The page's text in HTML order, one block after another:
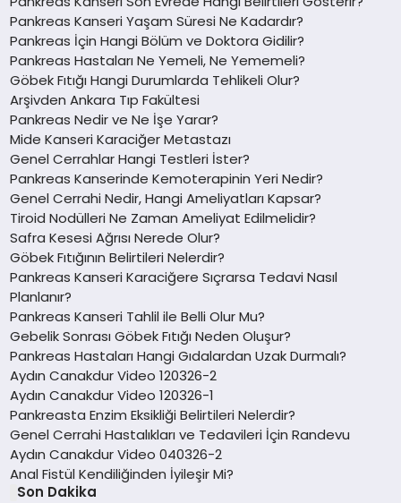
Pankreas Kanseri Yaşam Süresi Ne Kadardır?
Pankreas İçin Hangi Bölüm ve Doktora Gidilir?
Pankreas Hastaları Ne Yemeli, Ne Yememeli?
Göbek Fıtığı Hangi Durumlarda Tehlikeli Olur?
Arşivden Ankara Tıp Fakültesi
Pankreas Nedir ve Ne İşe Yarar?
Mide Kanseri Karaciğer Metastazı
Genel Cerrahlar Hangi Testleri İster?
Pankreas Kanserinde Kemoterapinin Yeri Nedir?
Genel Cerrahi Nedir, Hangi Ameliyatları Kapsar?
Tiroid Nodülleri Ne Zaman Ameliyat Edilmelidir?
Safra Kesesi Ağrısı Nerede Olur?
Göbek Fıtığının Belirtileri Nelerdir?
Pankreas Kanseri Karaciğere Sıçrarsa Tedavi Nasıl
Planlanır?
Pankreas Kanseri Tahlil ile Belli Olur Mu?
Gebelik Sonrası Göbek Fıtığı Neden Oluşur?
Pankreas Hastaları Hangi Gıdalardan Uzak Durmalı?
Aydın Canakdur Video 120326-2
Aydın Canakdur Video 120326-1
Pankreasta Enzim Eksikliği Belirtileri Nelerdir?
Genel Cerrahi Hastalıkları ve Tedavileri İçin Randevu
Aydın Canakdur Video 040326-2
Anal Fistül Kendiliğinden İyileşir Mi?
Son Dakika